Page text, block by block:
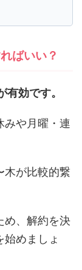
ばいい？
効です。
みや月曜・連
木が比較的繋
め、解約を決
めましょ